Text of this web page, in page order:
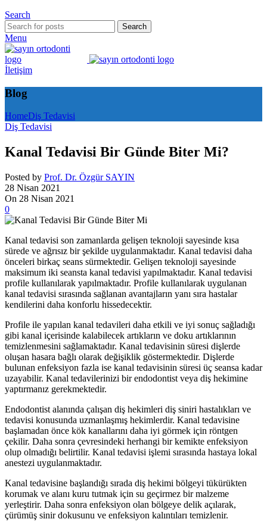
Search
Search
Menu
İletişim
Blog
HomeDiş Tedavisi
Diş Tedavisi
Kanal Tedavisi Bir Günde Biter Mi?
Posted by Prof. Dr. Özgür SAYIN
28 Nisan 2021
On 28 Nisan 2021
0
Kanal tedavisi son zamanlarda gelişen teknoloji sayesinde kısa
sürede ve ağrısız bir şekilde uygulanmaktadır. Kanal tedavisi daha
önceleri birkaç seans sürmektedir. Gelişen teknoloji sayesinde
maksimum iki seansta kanal tedavisi yapılmaktadır. Kanal tedavisi
profile kullanılarak yapılmaktadır. Profile kullanılarak uygulanan
kanal tedavisi sırasında sağlanan avantajların yanı sıra hastalar
kendilerini daha konforlu hissedecektir.
Profile ile yapılan kanal tedavileri daha etkili ve iyi sonuç sağladığı
gibi kanal içerisinde kalabilecek artıkların ve doku artıklarının
temizlenmesini sağlamaktadır. Kanal tedavisinin süresi dişlerde
oluşan hasara bağlı olarak değişiklik göstermektedir. Dişlerde
bulunan enfeksiyon fazla ise kanal tedavisinin süresi üç seansa kadar
uzayabilir. Kanal tedavilerinizi bir endodontist veya diş hekimine
yaptırmanız gerekmektedir.
Endodontist alanında çalışan diş hekimleri diş siniri hastalıkları ve
tedavisi konusunda uzmanlaşmış hekimlerdir. Kanal tedavisine
başlamadan önce kök kanallarını daha iyi görmek için röntgen
çekilir. Daha sonra çevresindeki herhangi bir kemikte enfeksiyon
olup olmadığı belirtilir. Kanal tedavisi işlemi sırasında hastaya lokal
anestezi uygulanmaktadır.
Kanal tedavisine başlandığı sırada diş hekimi bölgeyi tükürükten
korumak ve alanı kuru tutmak için su geçirmez bir malzeme
yerleştirir. Daha sonra enfeksiyon olan bölgeye delik açılarak,
çürümüş sinir dokusunu ve enfeksiyon kalıntıları temizlenir.